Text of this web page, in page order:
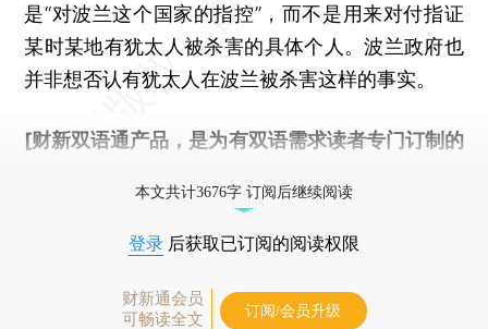
是“对波兰这个国家的指控”，而不是用来对付指证
某时某地有犹太人被杀害的具体个人。波兰政府也
并非想否认有犹太人在波兰被杀害这样的事实。
[财新双语通产品，是为有双语需求读者专门订制的
本文共计3676字 订阅后继续阅读
登录 后获取已订阅的阅读权限
财新通会员
可畅读全文
订阅/会员升级